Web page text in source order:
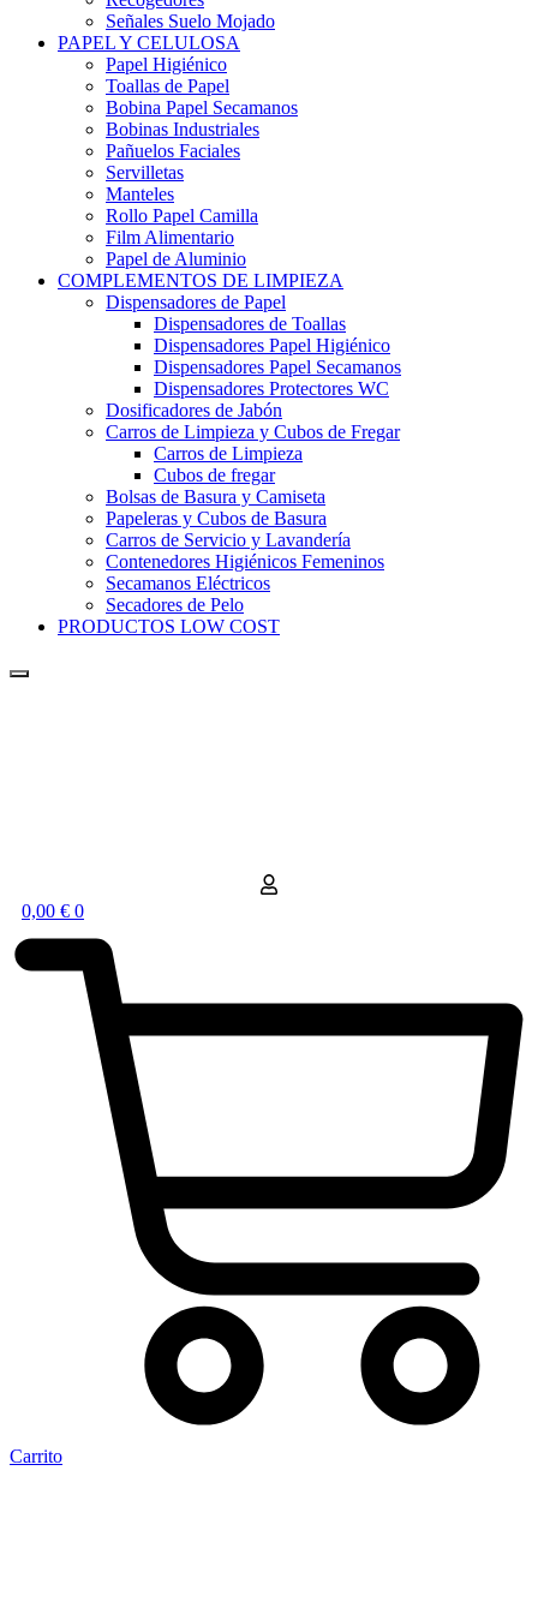
Señales Suelo Mojado
PAPEL Y CELULOSA
Papel Higiénico
Toallas de Papel
Bobina Papel Secamanos
Bobinas Industriales
Pañuelos Faciales
Servilletas
Manteles
Rollo Papel Camilla
Film Alimentario
Papel de Aluminio
COMPLEMENTOS DE LIMPIEZA
Dispensadores de Papel
Dispensadores de Toallas
Dispensadores Papel Higiénico
Dispensadores Papel Secamanos
Dispensadores Protectores WC
Dosificadores de Jabón
Carros de Limpieza y Cubos de Fregar
Carros de Limpieza
Cubos de fregar
Bolsas de Basura y Camiseta
Papeleras y Cubos de Basura
Carros de Servicio y Lavandería
Contenedores Higiénicos Femeninos
Secamanos Eléctricos
Secadores de Pelo
PRODUCTOS LOW COST
0,00 € 0
Carrito